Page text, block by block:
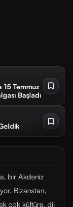
15 Temmuz
Başladı
bir Akdeniz
Bizanstan,
çok kültüre, dil